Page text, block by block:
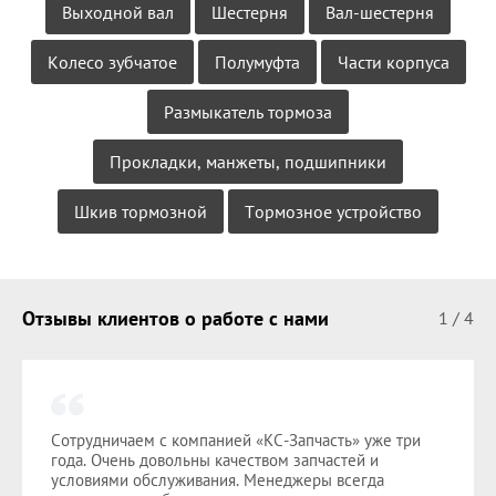
Выходной вал Шестерня Вал-шестерня
Колесо зубчатое Полумуфта Части корпуса
Размыкатель тормоза
Прокладки, манжеты, подшипники
Шкив тормозной Тормозное устройство
Отзывы клиентов о работе с нами 1 / 4
Сотрудничаем с компанией «КС-Запчасть» уже три
года. Очень довольны качеством запчастей и
условиями обслуживания. Менеджеры всегда